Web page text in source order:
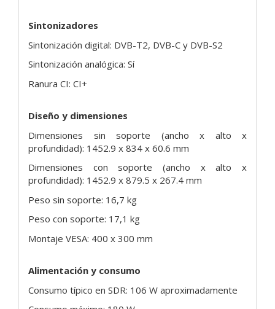
Sintonizadores
Sintonización digital: DVB-T2, DVB-C y DVB-S2
Sintonización analógica: Sí
Ranura CI: CI+
Diseño y dimensiones
Dimensiones sin soporte (ancho x alto x
profundidad): 1452.9 x 834 x 60.6 mm
Dimensiones con soporte (ancho x alto x
profundidad): 1452.9 x 879.5 x 267.4 mm
Peso sin soporte: 16,7 kg
Peso con soporte: 17,1 kg
Montaje VESA: 400 x 300 mm
Alimentación y consumo
Consumo típico en SDR: 106 W aproximadamente